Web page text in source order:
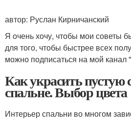
автор: Руслан Кирничанский
Я очень хочу, чтобы мои советы
для того, чтобы быстрее всех
можно подписаться на мой канал
Как украсить пустую
спальне. Выбор цвета
Интерьер спальни во многом